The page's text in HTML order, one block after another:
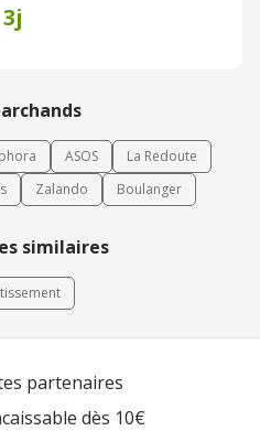
3j
ASOS
La Redoute
Zalando Boulanger
similaires
partenaires
dès 10€